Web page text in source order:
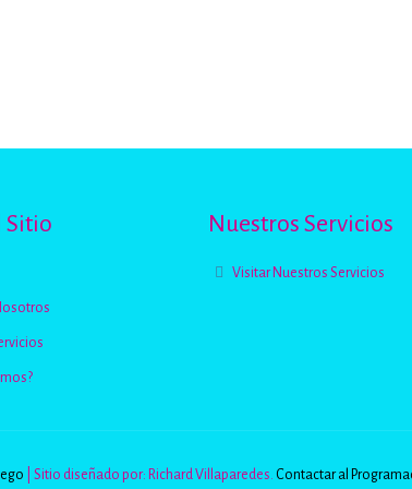
Sitio Nuestros Servicios
Visitar Nuestros Servicios
| Sitio diseñado por: Richard Villaparedes. Contactar al